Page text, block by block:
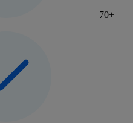
70+